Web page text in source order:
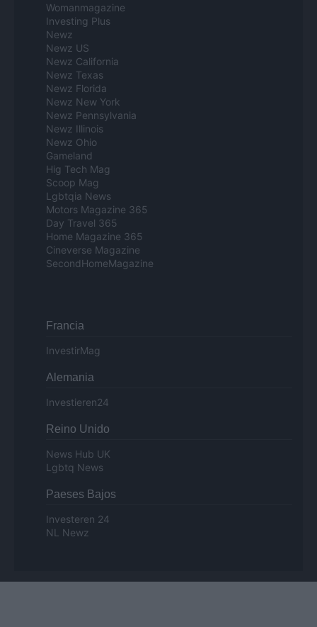
Womanmagazine
Investing Plus
Newz
Newz US
Newz California
Newz Texas
Newz Florida
Newz New York
Newz Pennsylvania
Newz Illinois
Newz Ohio
Gameland
Hig Tech Mag
Scoop Mag
Lgbtqia News
Motors Magazine 365
Day Travel 365
Home Magazine 365
Cineverse Magazine
SecondHomeMagazine
Francia
InvestirMag
Alemania
Investieren24
Reino Unido
News Hub UK
Lgbtq News
Paeses Bajos
Investeren 24
NL Newz